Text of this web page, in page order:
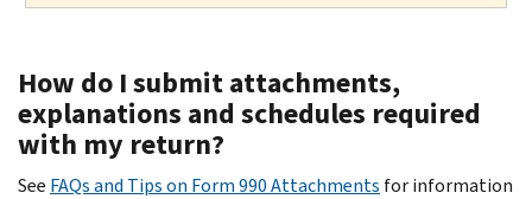
How do I submit attachments,
explanations and schedules required
with my return?
See FAQs and Tips on Form 990 Attachments for information